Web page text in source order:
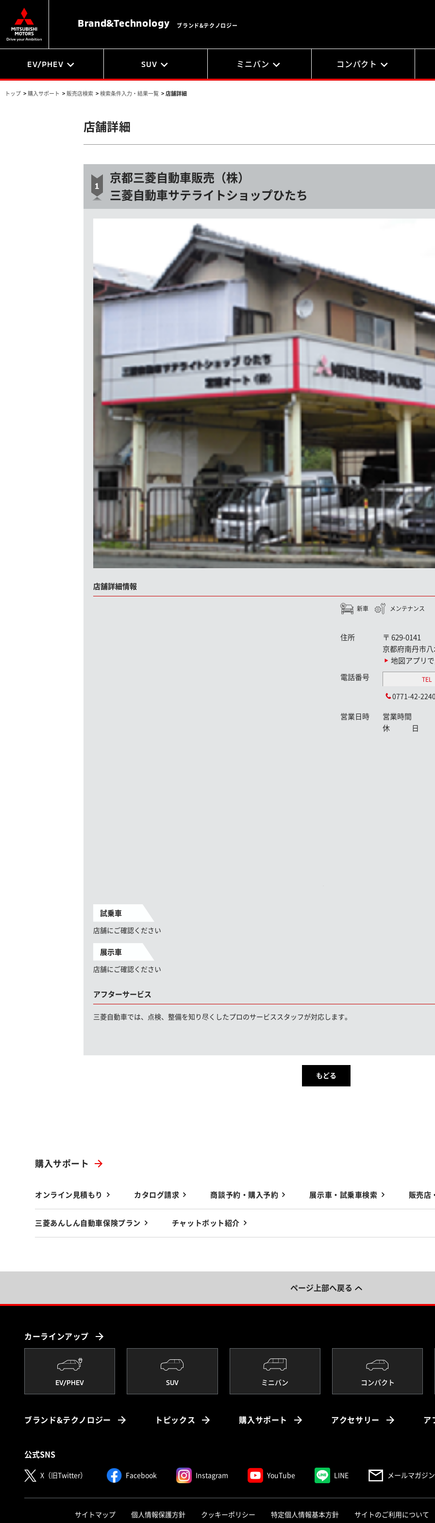
Brand&Technology ブランド&テクノロジー
EV/PHEV SUV ミニバン コンパクト
トップ > 購入サポート > 販売店検索 > 検索条件入力・結果一覧 > 店舗詳細
店舗詳細
京都三菱自動車販売（株）
三菱自動車サテライトショップひたち
店舗詳細情報
新車 メンテナンス
住所 〒629-0141
京都府南丹市
地図アプリ
電話番号 TEL
0771-42-2240
営業日時
営業時間
休 日
試乗車
店舗にご確認ください
展示車
店舗にご確認ください
アフターサービス
三菱自動車では、点検、整備を知り尽くしたプロのサービススタッフが対応します。
もどる
購入サポート
オンライン見積もり カタログ請求 商談予約・購入予約 展示車・試乗車検索 販売店
三菱あんしん自動車保険プラン チャットボット紹介
ページ上部へ戻る
カーラインアップ
EV/PHEV SUV ミニバン コンパクト
ブランド&テクノロジー トピックス 購入サポート アクセサリー ア
公式SNS
X（旧Twitter） Facebook Instagram YouTube LINE メールマガジン
サイトマップ 個人情報保護方針 クッキーポリシー 特定個人情報基本方針 サイトのご利用について